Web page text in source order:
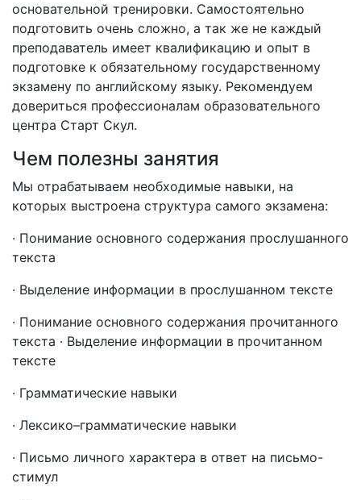
основательной тренировки. Самостоятельно
подготовить очень сложно, а так же не каждый
преподаватель имеет квалификацию и опыт в
подготовке к обязательному государственному
экзамену по английскому языку. Рекомендуем
довериться профессионалам образовательного
центра Старт Скул.
Чем полезны занятия
Мы отрабатываем необходимые навыки, на
которых выстроена структура самого экзамена:
· Понимание основного содержания прослушанного
текста
· Выделение информации в прослушанном тексте
· Понимание основного содержания прочитанного
текста · Выделение информации в прочитанном
тексте
· Грамматические навыки
· Лексико–грамматические навыки
· Письмо личного характера в ответ на письмо-
стимул